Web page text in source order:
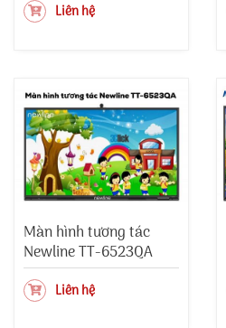
Liên hệ
Màn hình tương tác
Newline TT-6523QA
Liên hệ